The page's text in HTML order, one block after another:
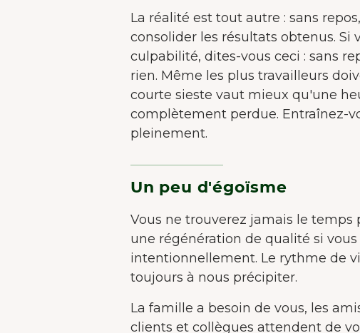
La réalité est tout autre : sans
consolider les résultats obtenus. Si
culpabilité, dites-vous ceci : sans
rien. Même les plus travailleurs
courte sieste vaut mieux qu'une
complètement perdue. Entraînez-
pleinement.
Un peu d'égoïsme
Vous ne trouverez jamais le
une régénération de qualité si vous
intentionnellement. Le rythme de
toujours à nous précipiter.
La famille a besoin de vous, les
clients et collègues attendent de